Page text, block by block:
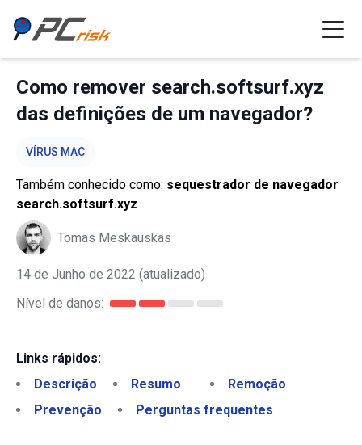
Como remover search.softsurf.xyz
das definições de um navegador?
VÍRUS MAC
Também conhecido como: sequestrador de navegador
search.softsurf.xyz
Tomas Meskauskas
14 de Junho de 2022 (atualizado)
Nível de danos:
Links rápidos:
Descrição
Resumo
Remoção
Prevenção
Perguntas frequentes